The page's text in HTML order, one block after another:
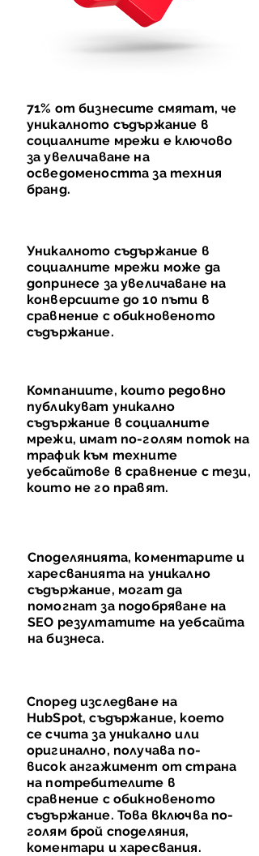
71% от бизнесите смятат, че
уникалното съдържание в
социалните мрежи е ключово
за увеличаване на
осведомеността за техния
бранд.
Уникалното съдържание в
социалните мрежи може да
допринесе за увеличаване на
конверсиите до 10 пъти в
сравнение с обикновеното
съдържание.
Компаниите, които редовно
публикуват уникално
съдържание в социалните
мрежи, имат по-голям поток на
трафик към техните
уебсайтове в сравнение с тези,
които не го правят.
Споделянията, коментарите и
харесванията на уникално
съдържание, могат да
помогнат за подобряване на
SEO резултатите на уебсайта
на бизнеса.
Според изследване на
HubSpot, съдържание, което
се счита за уникално или
оригинално, получава по-
висок ангажимент от страна
на потребителите в
сравнение с обикновеното
съдържание. Това включва по-
голям брой споделяния,
коментари и харесвания.